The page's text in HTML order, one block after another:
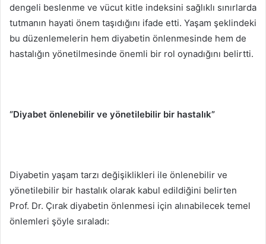
dengeli beslenme ve vücut kitle indeksini sağlıklı sınırlarda
tutmanın hayati önem taşıdığını ifade etti. Yaşam şeklindeki
bu düzenlemelerin hem diyabetin önlenmesinde hem de
hastalığın yönetilmesinde önemli bir rol oynadığını belirtti.
“Diyabet önlenebilir ve yönetilebilir bir hastalık”
Diyabetin yaşam tarzı değişiklikleri ile önlenebilir ve
yönetilebilir bir hastalık olarak kabul edildiğini belirten
Prof. Dr. Çırak diyabetin önlenmesi için alınabilecek temel
önlemleri şöyle sıraladı: